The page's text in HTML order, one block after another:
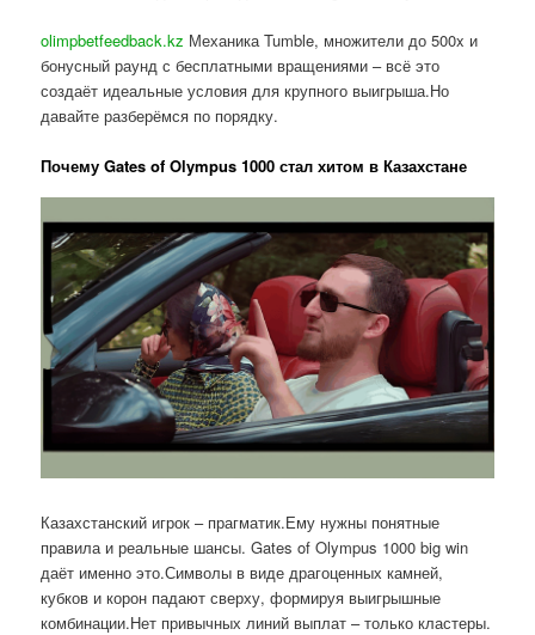
olimpbetfeedback.kz Механика Tumble, множители до 500x и
бонусный раунд с бесплатными вращениями – всё это
создаёт идеальные условия для крупного выигрыша.Но
давайте разберёмся по порядку.
Почему Gates of Olympus 1000 стал хитом в Казахстане
Казахстанский игрок – прагматик.Ему нужны понятные
правила и реальные шансы. Gates of Olympus 1000 big win
даёт именно это.Символы в виде драгоценных камней,
кубков и корон падают сверху, формируя выигрышные
комбинации.Нет привычных линий выплат – только кластеры.